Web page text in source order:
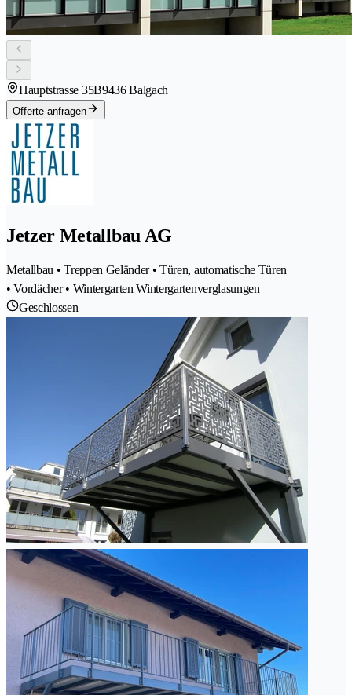
Hauptstrasse 35B9436 Balgach
Offerte anfragen
Jetzer Metallbau AG
Metallbau • Treppen Geländer • Türen, automatische Türen
• Vordächer • Wintergarten Wintergartenverglasungen
Geschlossen